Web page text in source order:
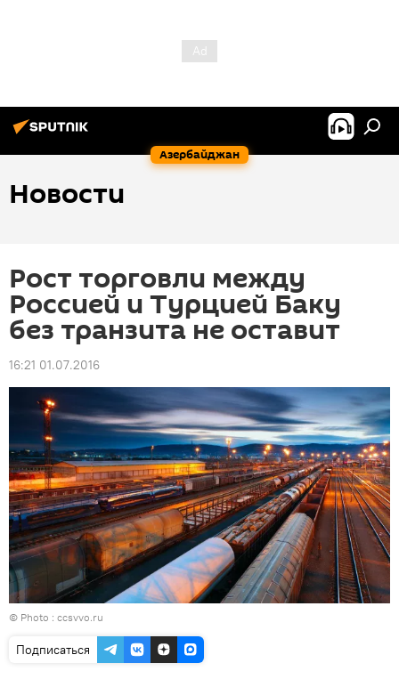
Азербайджан
Новости
Рост торговли между
Россией и Турцией Баку
без транзита не оставит
16:21 01.07.2016
© Photo : ccsvvo.ru
Подписаться